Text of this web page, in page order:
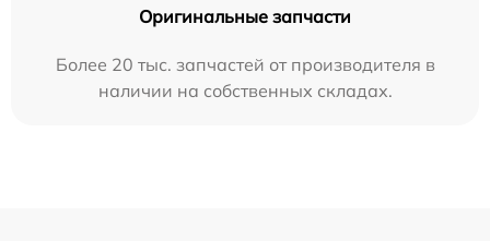
Оригинальные запчасти
Более 20 тыс. запчастей от производителя в
наличии на собственных складах.